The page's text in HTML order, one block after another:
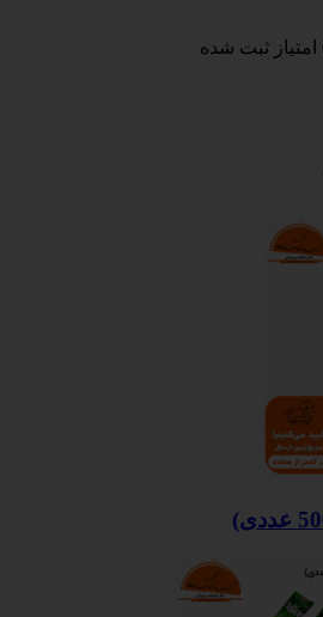
امتیاز ثبت شده